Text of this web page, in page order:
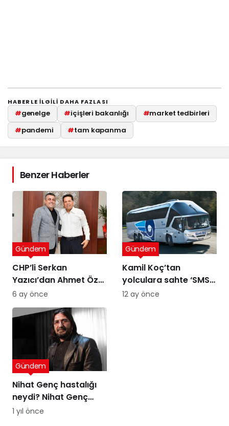
HABERLE ILGILI DAHA FAZLASI
#genelge #içişleri bakanlığı #market tedbirleri
#pandemi #tam kapanma
Benzer Haberler
CHP’li Serkan
Yazıcı’dan Ahmet Özer
kararına tepki: Bu bir
yargı değil, sandığı
tanımayan düzenin
Gündem
6 ay önce
Kamil Koç’tan
yolculara sahte ‘SMS’
uyarısı
Gündem
12 ay önce
Nihat Genç hastalığı
neydi? Nihat Genç
cenaze töreni ne
Gündem
1 yıl önce